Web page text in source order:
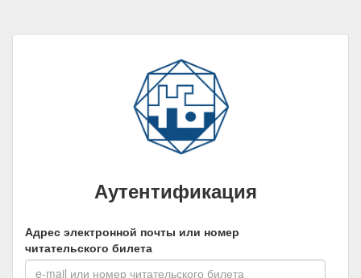
Аутентификация
Адрес электронной почты или номер
читательского билета